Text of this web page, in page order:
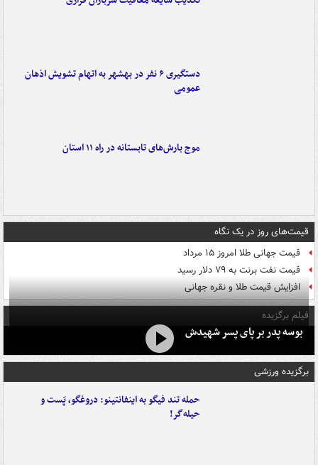
دستگیری ۶ نفر در بهشهر به اتهام تشویش اذهان
عمومی
موج بارش‌های تابستانه در راه ۱۱ استان
قیمت‌های روز در یک نگاه
قیمت جهانی طلا امروز ۱۵ مرداد
قیمت نفت برنت به ۷۹ دلار رسید
افزایش قیمت طلا و نقره جهانی
فیلم برگزیده
بوسه‌ پدر بر پای پسر شهیدش
برگزیده ورزشی
حمله تند فیگو به اینفانتینو: دروغگو، پَست‌ و
حیله‌گر!